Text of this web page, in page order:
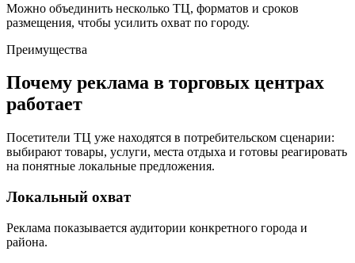
Можно объединить несколько ТЦ, форматов и сроков
размещения, чтобы усилить охват по городу.
Преимущества
Почему реклама в торговых центрах
работает
Посетители ТЦ уже находятся в потребительском сценарии:
выбирают товары, услуги, места отдыха и готовы реагировать
на понятные локальные предложения.
Локальный охват
Реклама показывается аудитории конкретного города и
района.